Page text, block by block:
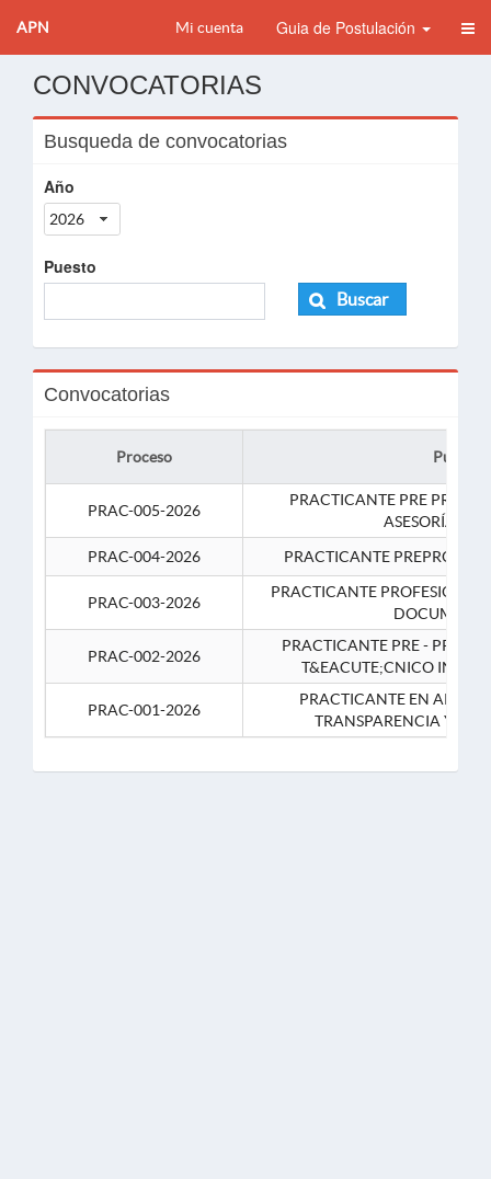
APN Mi cuenta Guia de Postulación
CONVOCATORIAS
Busqueda de convocatorias
Año
2026
Puesto
Buscar
Convocatorias
Proceso Puesto
PRAC-005-2026
PRACTICANTE PRE
ASESORÍA
PRAC-004-2026
PRACTICANTE
PRAC-003-2026
PRACTICANTE
PRAC-002-2026
PRACTICANTE PRE -
T&EACUTE;CNICO
PRAC-001-2026
PRACTICANTE EN APOYO
TRANSPARENCIA Y